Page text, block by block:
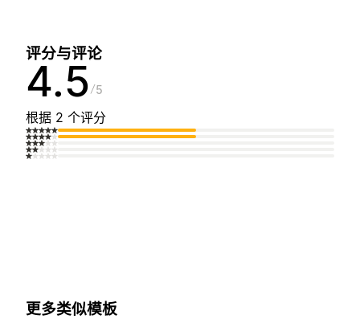
评分与评论
4.5 5
根据 2 个评分
更多类似模板